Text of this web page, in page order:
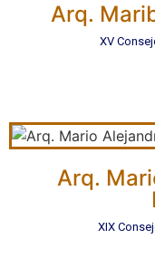
Arq.
XV
Arq.
XIX